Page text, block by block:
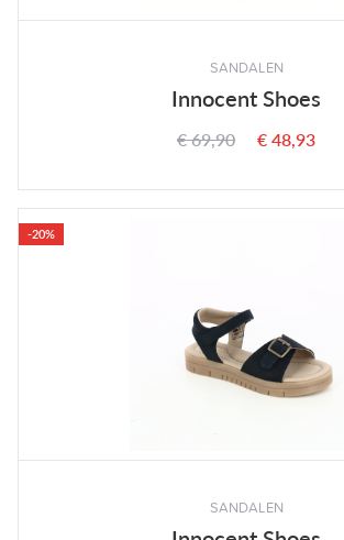
SANDALEN
Innocent Shoes
€ 69,90 € 48,93
-20%
SANDALEN